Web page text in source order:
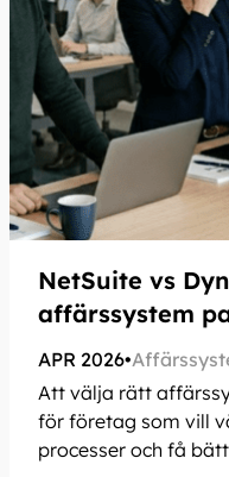
NetSuite vs
affärssystem
APR 2026•
Att välja rätt
för företag som vill
processer och få